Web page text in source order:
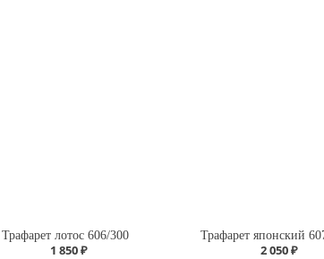
Трафарет лотос 606/300
1 850 ₽
Трафарет японский
2 050 ₽